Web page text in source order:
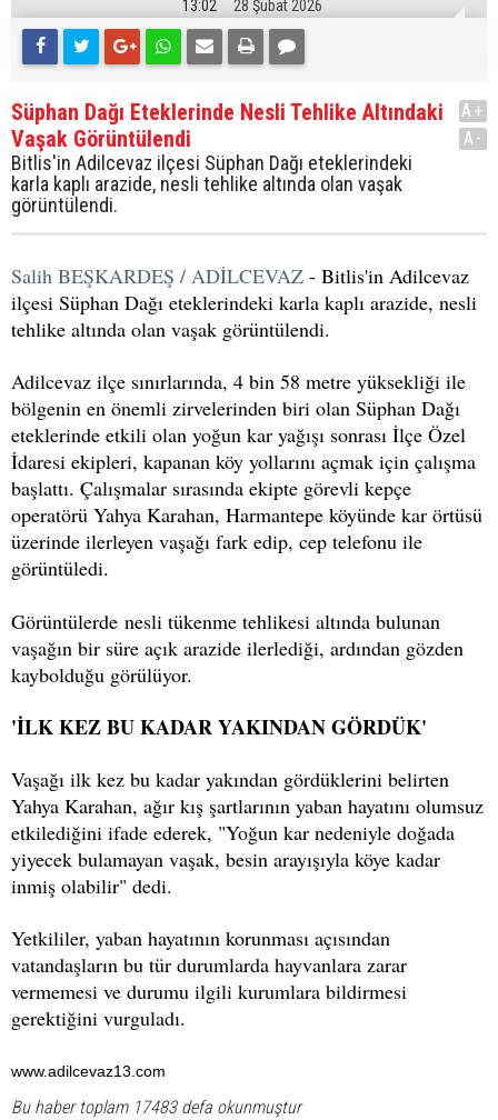
13:02 28 Şubat 2026
Süphan Dağı Eteklerinde Nesli Tehlike Altındaki
Vaşak Görüntülendi
Bitlis'in Adilcevaz ilçesi Süphan Dağı eteklerindeki
karla kaplı arazide, nesli tehlike altında olan vaşak
görüntülendi.
A+
A-
Salih BEŞKARDEŞ / ADİLCEVAZ - Bitlis'in Adilcevaz
ilçesi Süphan Dağı eteklerindeki karla kaplı arazide, nesli
tehlike altında olan vaşak görüntülendi.
Adilcevaz ilçe sınırlarında, 4 bin 58 metre yüksekliği ile
bölgenin en önemli zirvelerinden biri olan Süphan Dağı
eteklerinde etkili olan yoğun kar yağışı sonrası İlçe Özel
İdaresi ekipleri, kapanan köy yollarını açmak için çalışma
başlattı. Çalışmalar sırasında ekipte görevli kepçe
operatörü Yahya Karahan, Harmantepe köyünde kar örtüsü
üzerinde ilerleyen vaşağı fark edip, cep telefonu ile
görüntüledi.
Görüntülerde nesli tükenme tehlikesi altında bulunan
vaşağın bir süre açık arazide ilerlediği, ardından gözden
kaybolduğu görülüyor.
'İLK KEZ BU KADAR YAKINDAN GÖRDÜK'
Vaşağı ilk kez bu kadar yakından gördüklerini belirten
Yahya Karahan, ağır kış şartlarının yaban hayatını olumsuz
etkilediğini ifade ederek, "Yoğun kar nedeniyle doğada
yiyecek bulamayan vaşak, besin arayışıyla köye kadar
inmiş olabilir" dedi.
Yetkililer, yaban hayatının korunması açısından
vatandaşların bu tür durumlarda hayvanlara zarar
vermemesi ve durumu ilgili kurumlara bildirmesi
gerektiğini vurguladı.
www.adilcevaz13.com
Bu haber toplam 17483 defa okunmuştur